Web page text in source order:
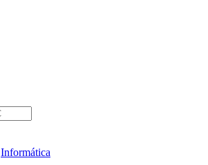
Informática